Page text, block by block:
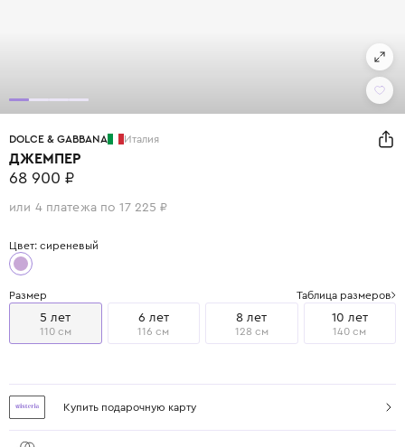
DOLCE & GABBANA Италия
ДЖЕМПЕР
68 900 ₽
или 4 платежа по 17 225 ₽
Цвет: сиреневый
Размер Таблица размеров
5 лет
110 см
6 лет
116 см
8 лет
128 см
10 лет
140 см
Купить подарочную карту